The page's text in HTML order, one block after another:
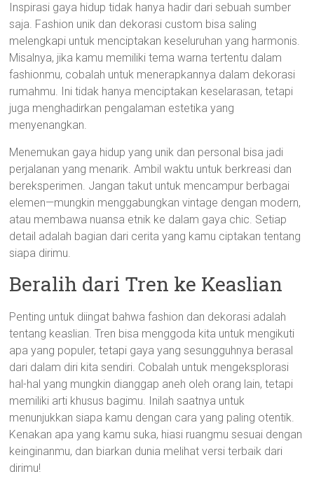
Inspirasi gaya hidup tidak hanya hadir dari sebuah sumber
saja. Fashion unik dan dekorasi custom bisa saling
melengkapi untuk menciptakan keseluruhan yang harmonis.
Misalnya, jika kamu memiliki tema warna tertentu dalam
fashionmu, cobalah untuk menerapkannya dalam dekorasi
rumahmu. Ini tidak hanya menciptakan keselarasan, tetapi
juga menghadirkan pengalaman estetika yang
menyenangkan.
Menemukan gaya hidup yang unik dan personal bisa jadi
perjalanan yang menarik. Ambil waktu untuk berkreasi dan
bereksperimen. Jangan takut untuk mencampur berbagai
elemen—mungkin menggabungkan vintage dengan modern,
atau membawa nuansa etnik ke dalam gaya chic. Setiap
detail adalah bagian dari cerita yang kamu ciptakan tentang
siapa dirimu.
Beralih dari Tren ke Keaslian
Penting untuk diingat bahwa fashion dan dekorasi adalah
tentang keaslian. Tren bisa menggoda kita untuk mengikuti
apa yang populer, tetapi gaya yang sesungguhnya berasal
dari dalam diri kita sendiri. Cobalah untuk mengeksplorasi
hal-hal yang mungkin dianggap aneh oleh orang lain, tetapi
memiliki arti khusus bagimu. Inilah saatnya untuk
menunjukkan siapa kamu dengan cara yang paling otentik.
Kenakan apa yang kamu suka, hiasi ruangmu sesuai dengan
keinginanmu, dan biarkan dunia melihat versi terbaik dari
dirimu!